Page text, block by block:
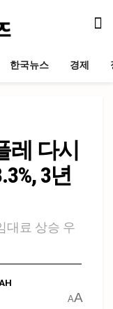
한국뉴스 경제
레 다시
3년
대료 상승 우
AA